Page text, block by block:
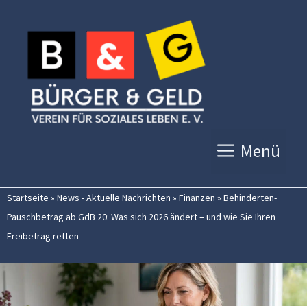
Inhalt
springen
Menü
Startseite » News - Aktuelle Nachrichten » Finanzen » Behinderten-
Pauschbetrag ab GdB 20: Was sich 2026 ändert – und wie Sie Ihren
Freibetrag retten